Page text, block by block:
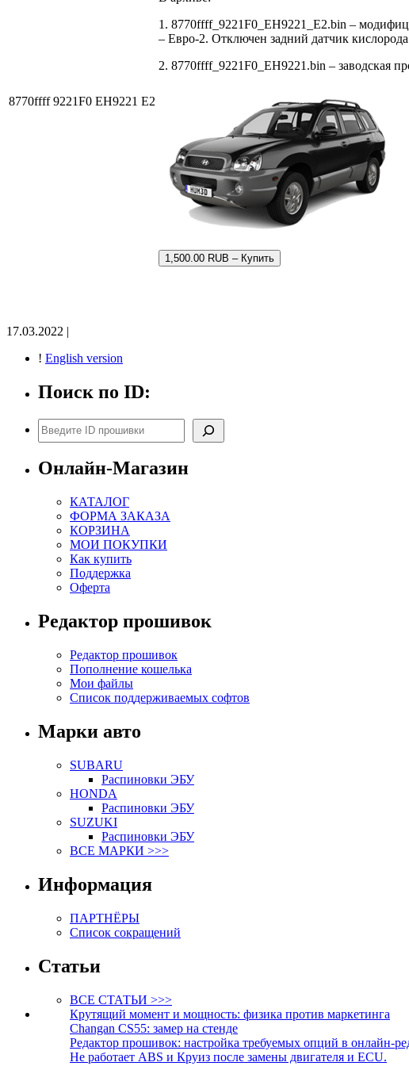
8770ffff 9221F0 EH9221 E2
1. 8770ffff_9221F0_EH9221_E2.bin –
– Евро-2. Отключен задний датчик кислорода
2. 8770ffff_9221F0_EH9221.bin – заводская
1,500.00 RUB – Купить
17.03.2022 |
! English version
Поиск по ID:
Поиск
Онлайн-Магазин
КАТАЛОГ
ФОРМА ЗАКАЗА
КОРЗИНА
МОИ ПОКУПКИ
Как купить
Поддержка
Оферта
Редактор прошивок
Редактор прошивок
Пополнение кошелька
Мои файлы
Список поддерживаемых софтов
Марки авто
SUBARU
Распиновки ЭБУ
HONDA
Распиновки ЭБУ
SUZUKI
Распиновки ЭБУ
ВСЕ МАРКИ >>>
Информация
ПАРТНЁРЫ
Список сокращений
Статьи
ВСЕ СТАТЬИ >>>
Крутящий момент и мощность: физика против маркетинга
Changan CS55: замер на стенде
Редактор прошивок: настройка требуемых опций в онлайн-
Не работает ABS и Круиз после замены двигателя и ECU.